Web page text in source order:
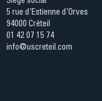
5 rue d'Estienne d'Orves
94000 Créteil
01 42 07 15 74
info@uscreteil.com